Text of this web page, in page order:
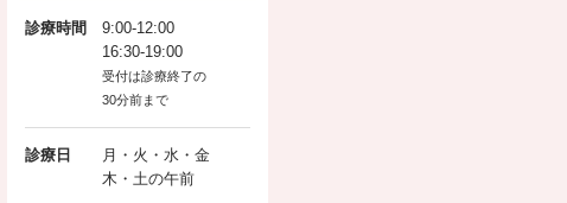
診療時間
9:00-12:00
16:30-19:00
受付は診療終了の
30分前まで
診療日
月・火・水・金
木・土の午前